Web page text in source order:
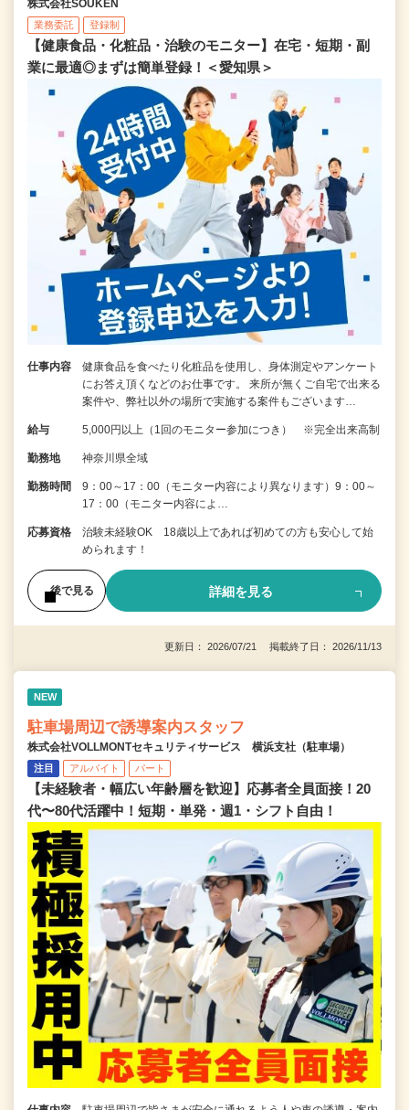
株式会社SOUKEN
業務委託 登録制
【健康食品・化粧品・治験のモニター】在宅・短期・副
業に最適◎まずは簡単登録！＜愛知県＞
仕事内容
健康食品を食べたり化粧品を使用し、身体測定やアンケート
にお答え頂くなどのお仕事です。 来所が無くご自宅で出来る
案件や、弊社以外の場所で実施する案件もございます…
給与 5,000円以上（1回のモニター参加につき） ※完全出来高制
勤務地 神奈川県全域
勤務時間
9：00～17：00（モニター内容により異なります）9：00～
17：00（モニター内容によ…
応募資格
治験未経験OK 18歳以上であれば初めての方も安心して始
められます！
後で見る 詳細を見る
更新日： 2026/07/21 掲載終了日： 2026/11/13
NEW
駐車場周辺で誘導案内スタッフ
株式会社VOLLMONTセキュリティサービス 横浜支社（駐車場）
注目 アルバイト パート
【未経験者・幅広い年齢層を歓迎】応募者全員面接！20
代〜80代活躍中！短期・単発・週1・シフト自由！